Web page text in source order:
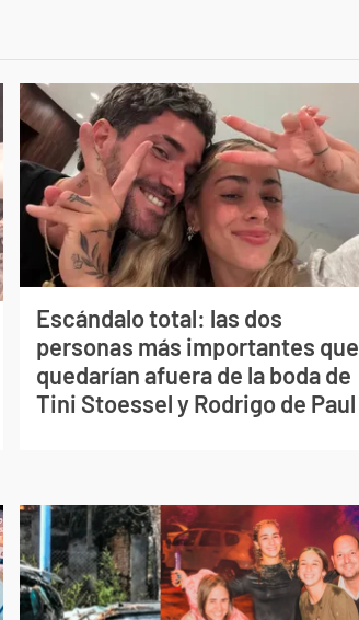
Escándalo total: las dos
personas más importantes que
quedarían afuera de la boda de
Tini Stoessel y Rodrigo de Paul